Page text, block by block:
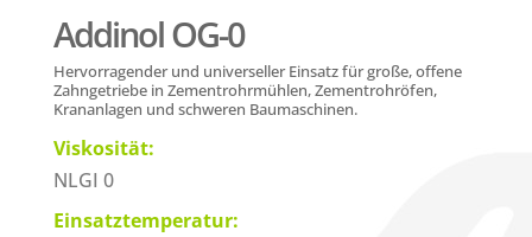
Addinol OG-0
Hervorragender und universeller Einsatz für große, offene
Zahngetriebe in Zementrohrmühlen, Zementrohröfen,
Krananlagen und schweren Baumaschinen.
Viskosität:
NLGI 0
Einsatztemperatur: